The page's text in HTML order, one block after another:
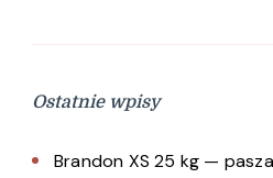
Ostatnie wpisy
Brandon XS 25 kg —